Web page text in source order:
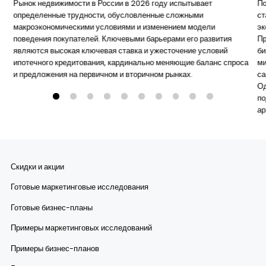
Рынок недвижимости в России в 2026 году испытывает
определенные трудности, обусловленные сложными
макроэкономическими условиями и изменением модели
поведения покупателей. Ключевыми барьерами его развития
являются высокая ключевая ставка и ужесточение условий
ипотечного кредитования, кардинально меняющие баланс спроса
и предложения на первичном и вторичном рынках.
Скидки и акции
Готовые маркетинговые исследования
Готовые бизнес-планы
Примеры маркетинговых исследований
Примеры бизнес-планов